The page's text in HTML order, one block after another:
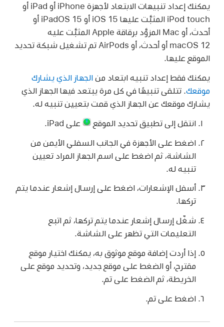
يمكنك إعداد تنبيهات الابتعاد لأجهزة iPhone أو iPad أو
iPod touch المثبَّت عليها iOS 15 أو iPadOS 15 أو
أحدث، أو Mac المزوَّد برقاقة Apple المثبَّت عليه
macOS 12 أو أحدث، أو AirPods تم تشغيل شبكة تحديد
الموقع عليها.
يمكنك فقط إعداد تنبيه ابتعاد من الجهاز الذي يشارك
موقعك . تتلقى تنبيهًا في كل مرة يبتعد فيها الجهاز الذي
يشارك موقعك عن الجهاز الذي قمت بتعيين تنبيه له.
انتقل إلى تطبيق تحديد الموقع على iPad.
اضغط على الأجهزة في الجانب السفلي الأيمن من
الشاشة، ثم اضغط على اسم الجهاز المراد تعيين
تنبيه له.
أسفل الإشعارات، اضغط على إرسال إشعار عندما يتم
تركها.
شغّل إرسال إشعار عندما يتم تركها، ثم اتبع
التعليمات التي تظهر على الشاشة.
إذا أردت إضافة موقع موثوق به، يمكنك اختيار موقع
مقترح، أو الضغط على موقع جديد، وتحديد موقع على
الخريطة، ثم الضغط على تم.
اضغط على تم.